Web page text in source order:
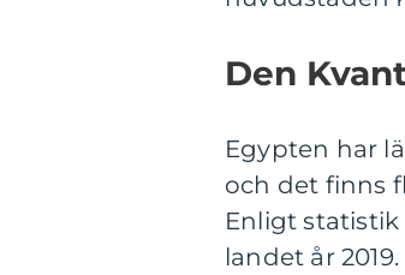
Den
Egypten har
och det finns
Enligt
landet år